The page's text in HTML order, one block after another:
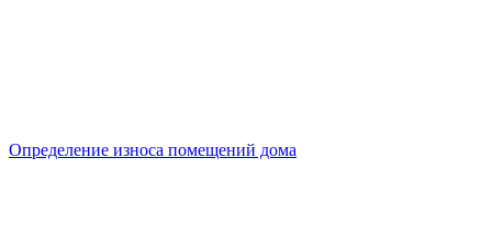
Определение износа помещений дома